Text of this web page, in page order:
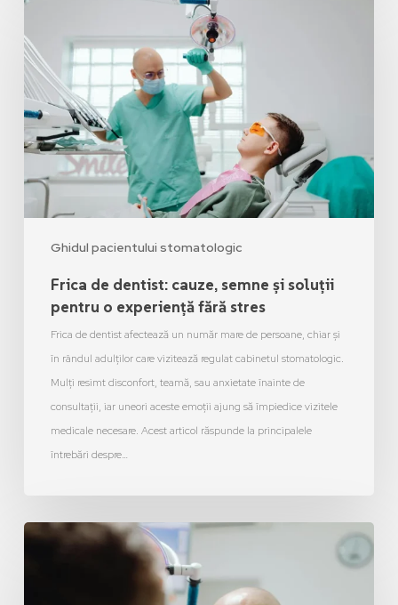
Ghidul pacientului stomatologic
Frica de dentist: cauze, semne și soluții
pentru o experiență fără stres
Frica de dentist afectează un număr mare de persoane, chiar și
în rândul adulților care vizitează regulat cabinetul stomatologic.
Mulți resimt disconfort, teamă, sau anxietate înainte de
consultații, iar uneori aceste emoții ajung să împiedice vizitele
medicale necesare. Acest articol răspunde la principalele
întrebări despre…